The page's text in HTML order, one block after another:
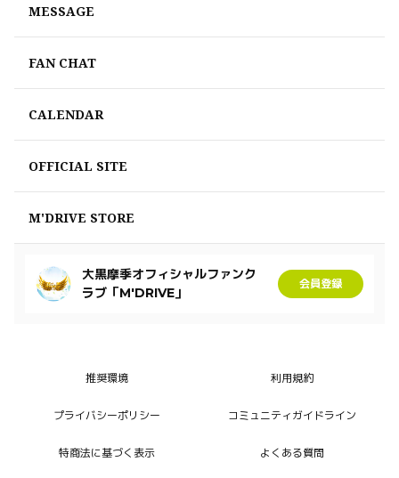
MESSAGE
FAN CHAT
CALENDAR
OFFICIAL SITE
M'DRIVE STORE
大黒摩季オフィシャルファンク
ラブ「M'DRIVE」
会員登録
推奨環境 利用規約
プライバシーポリシー コミュニティガイドライン
特商法に基づく表示 よくある質問